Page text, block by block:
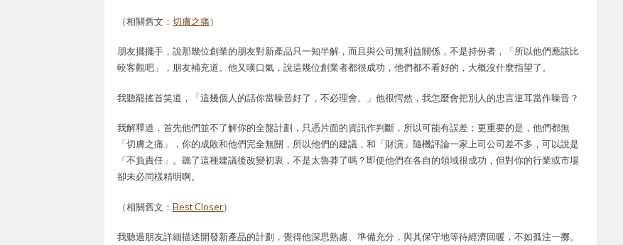
（相關舊文： 切膚之痛）
朋友擺擺手，說那幾位創業的朋友對新產品只一知半解，而且與公司無利益關係，不是持份者，「所以他們應該比
較客觀吧」，朋友補充道。他又嘆口氣，說這幾位創業者都很成功，他們都不看好的，大概沒什麼指望了。
我聽罷搖首笑道，「這幾個人的話你當噪音好了，不必理會。」他很愕然，我怎麼會把別人的忠言逆耳當作噪音？
我解釋道，首先他們並不了解你的全盤計劃，只憑片面的資訊作判斷，所以可能有誤差；更重要的是，他們都無
「切膚之痛」，你的成敗和他們完全無關，所以他們的建議，和「財演」隨機評論一家上司公司差不多，可以說是
「不負責任」。聽了這種建議後改變初衷，不是太魯莽了嗎？即使他們在各自的領域很成功，但對你的行業或市場
卻未必同樣精明啊。
（相關舊文： Best Closer）
我聽過朋友詳細描述開發新產品的計劃，覺得他深思熟慮、準備充分，與其保守地等待經濟回暖，不如孤注一擲。